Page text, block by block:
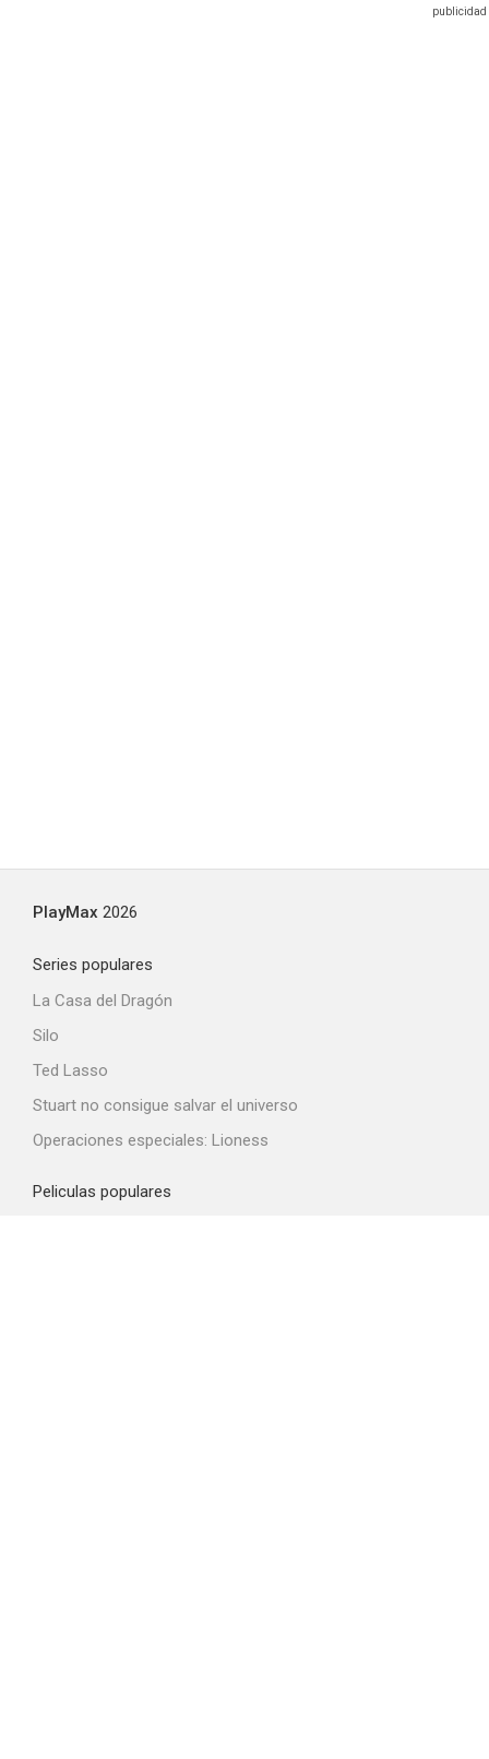
PlayMax 2026
Series populares
La Casa del Dragón
Silo
Ted Lasso
Stuart no consigue salvar el universo
Operaciones especiales: Lioness
Peliculas populares